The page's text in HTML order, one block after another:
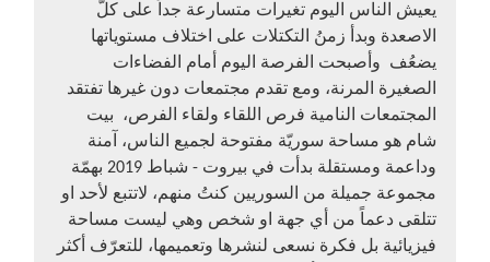
يعيش الناس اليوم تغيرات متسارعة جداً على كلّ
الاصعدة وبدأ زمنُ التكتلات على اختلاف مستوياتها
يضعُف وأصبحت الفرصة اليوم أمام الفضاءات
الصغيرة المرنة، ومع تقدم مجتمعات دون غيرها تفتقد
المجتمعات النامية فرص اللقاء ولقاء الفرص، بيت
شام هو مساحة سوريّة مفتوحة لجميع الناس، آمنة
وداعمة ومستقلة بدأت في بيروت - شباط 2019 بهمّة
مجموعة جميلة من السوريين كنتُ منهم، لاتتبع لأحد او
تتلقى دعماً من أي جهة او شخص وهي ليست مساحة
فيزيائية بل فكرة نسعى لنشرها وتعميمها، للتعرّف أكثر